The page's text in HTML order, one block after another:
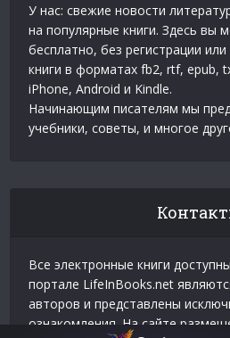
У нас: свежие новости
на популярные книги. Здесь вы
бесплатно, без регистрации
книги в форматах fb2, rtf, epub,
iPhone, Android и Kindle.
Начинающим писателям мы
учебники, советы, и многое
Все электронные книги
портале LifeInBooks.net
авторов и представлены
ознакомления. На сайте